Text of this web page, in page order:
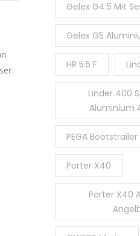
Gelex G4.5 Mit
Gelex G5
HR 5.5 F
Linder 400
Aluminium
PEGA Bootstrailer
Porter X40
Porter X40